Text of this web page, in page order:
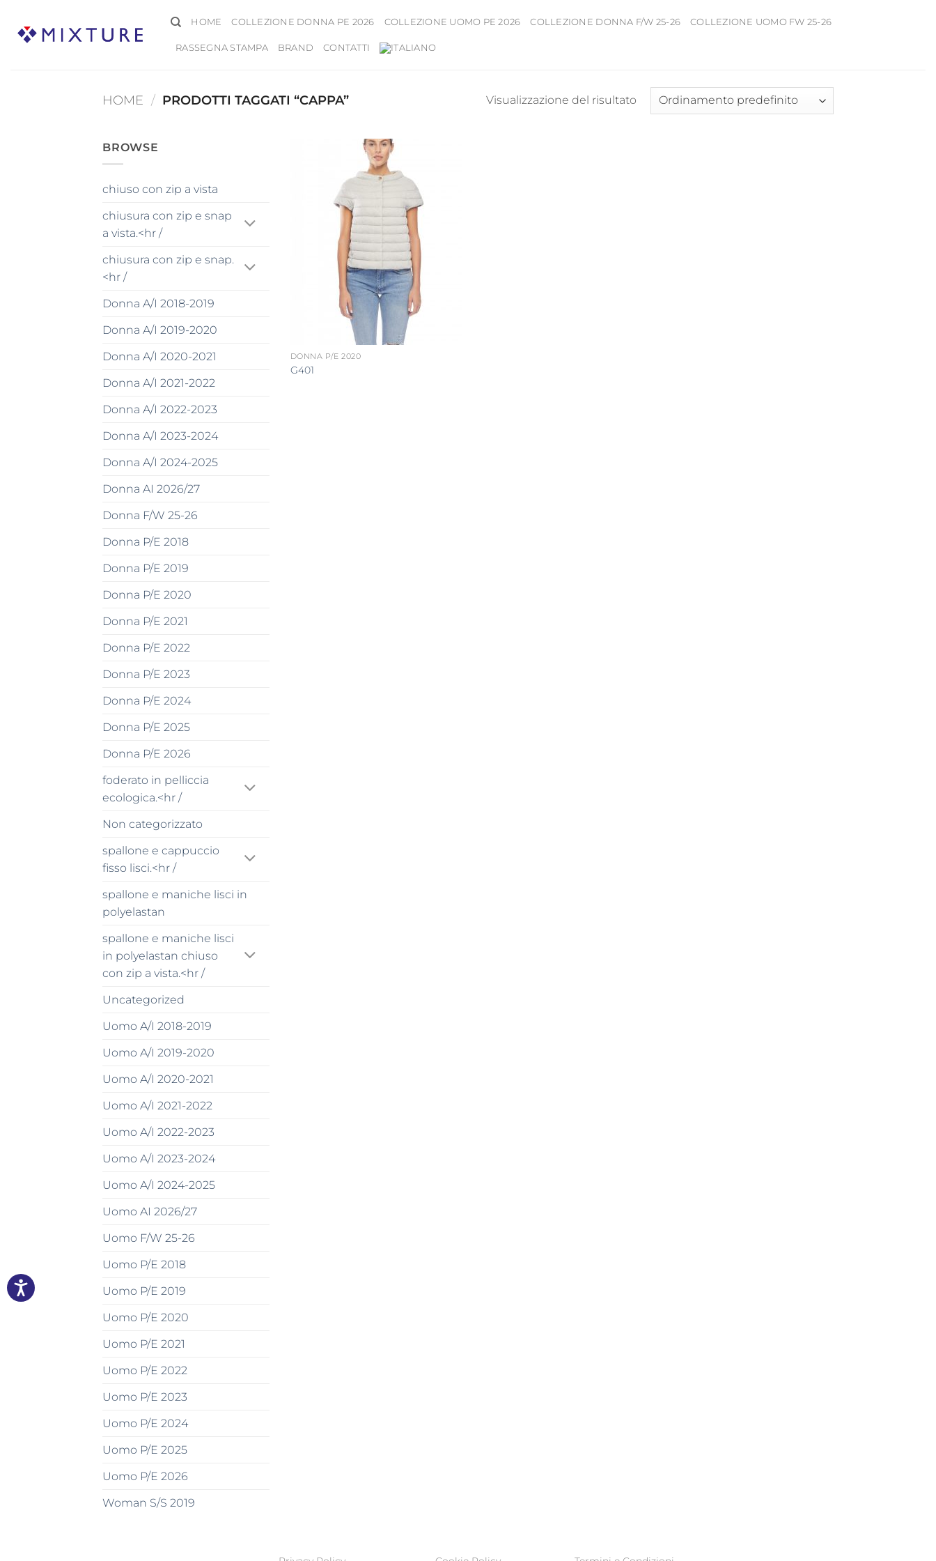
contenuti
HOME COLLEZIONE DONNA PE 2026 COLLEZIONE UOMO PE 2026 COLLEZIONE DONNA F/W 25-26 COLLEZIONE UOMO FW 25-26
RASSEGNA STAMPA BRAND CONTATTI
HOME / PRODOTTI TAGGATI “CAPPA” Visualizzazione del risultato
BROWSE
chiuso con zip a vista
chiusura con zip e snap
a vista.<hr /
chiusura con zip e snap.
<hr /
Donna A/I 2018-2019
Donna A/I 2019-2020
Donna A/I 2020-2021
Donna A/I 2021-2022
Donna A/I 2022-2023
Donna A/I 2023-2024
Donna A/I 2024-2025
Donna AI 2026/27
Donna F/W 25-26
Donna P/E 2018
Donna P/E 2019
Donna P/E 2020
Donna P/E 2021
Donna P/E 2022
Donna P/E 2023
Donna P/E 2024
Donna P/E 2025
Donna P/E 2026
foderato in pelliccia
ecologica.<hr /
Non categorizzato
spallone e cappuccio
fisso lisci.<hr /
spallone e maniche lisci in
polyelastan
spallone e maniche lisci
in polyelastan chiuso
con zip a vista.<hr /
Uncategorized
Uomo A/I 2018-2019
Uomo A/I 2019-2020
Uomo A/I 2020-2021
Uomo A/I 2021-2022
Uomo A/I 2022-2023
Uomo A/I 2023-2024
Uomo A/I 2024-2025
Uomo AI 2026/27
Uomo F/W 25-26
Uomo P/E 2018
Uomo P/E 2019
Uomo P/E 2020
Uomo P/E 2021
Uomo P/E 2022
Uomo P/E 2023
Uomo P/E 2024
Uomo P/E 2025
Uomo P/E 2026
Woman S/S 2019
DONNA P/E 2020
G401